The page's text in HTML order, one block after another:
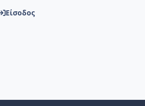
Είσοδος